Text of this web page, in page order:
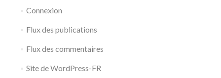
Connexion
Flux des publications
Flux des commentaires
Site de WordPress-FR